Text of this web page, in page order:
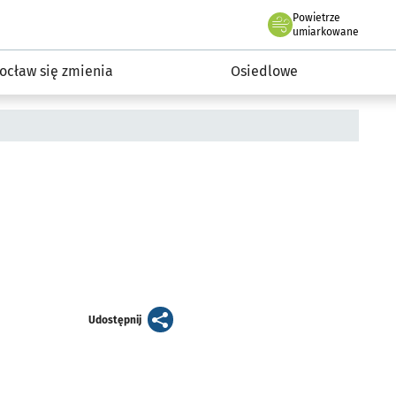
- miejskie inwestycje 2019-2032
Powietrze
we Wrocławiu
umiarkowane
się zmienia Osiedlowe
Udostępnijartykuł